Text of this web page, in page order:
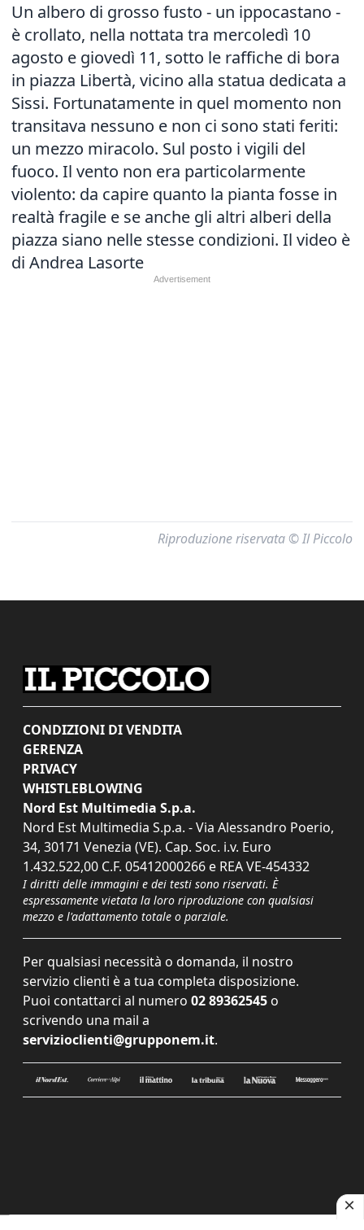
Un albero di grosso fusto - un ippocastano -
è crollato, nella nottata tra mercoledì 10
agosto e giovedì 11, sotto le raffiche di bora
in piazza Libertà, vicino alla statua dedicata a
Sissi. Fortunatamente in quel momento non
transitava nessuno e non ci sono stati feriti:
un mezzo miracolo. Sul posto i vigili del
fuoco. Il vento non era particolarmente
violento: da capire quanto la pianta fosse in
realtà fragile e se anche gli altri alberi della
piazza siano nelle stesse condizioni. Il video è
di Andrea Lasorte
Riproduzione riservata © Il Piccolo
CONDIZIONI DI VENDITA
GERENZA
PRIVACY
WHISTLEBLOWING
Nord Est Multimedia S.p.a.
Nord Est Multimedia S.p.a. - Via Alessandro Poerio,
34, 30171 Venezia (VE). Cap. Soc. i.v. Euro
1.432.522,00 C.F. 05412000266 e REA VE-454332
I diritti delle immagini e dei testi sono riservati. È
espressamente vietata la loro riproduzione con qualsiasi
mezzo e l'adattamento totale o parziale.
Per qualsiasi necessità o domanda, il nostro
servizio clienti è a tua completa disposizione.
Puoi contattarci al numero 02 89362545 o
scrivendo una mail a
servizioclienti@grupponem.it.